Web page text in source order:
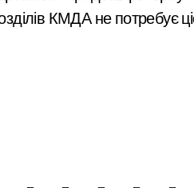
КМДА не потребує